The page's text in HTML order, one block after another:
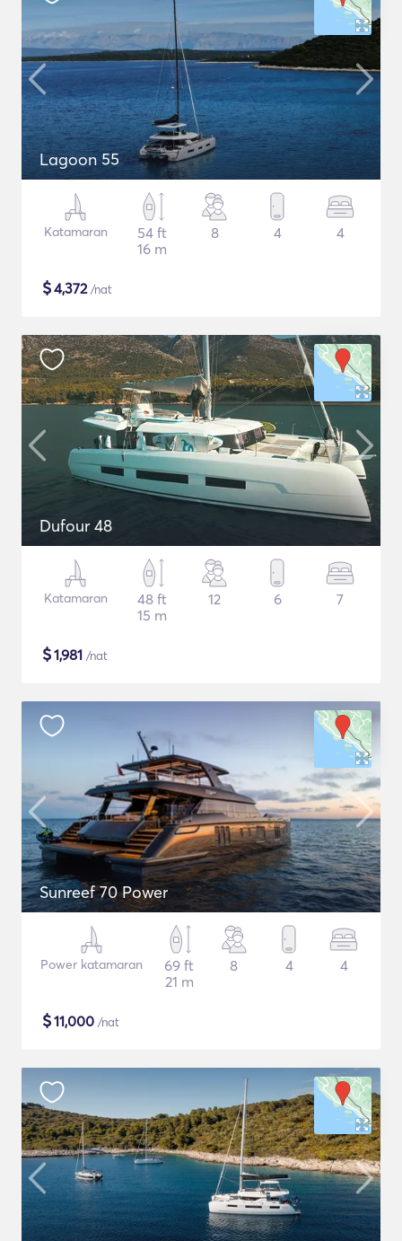
Lagoon 55
Katamaran
54 ft
16 m
8 4 4
$4,372/nat
Dufour 48
Katamaran
48 ft
15 m
12 6 7
$1,981 /nat
Sunreef 70 Power
Power katamaran
69 ft
21 m
8 4 4
$11,000 /nat